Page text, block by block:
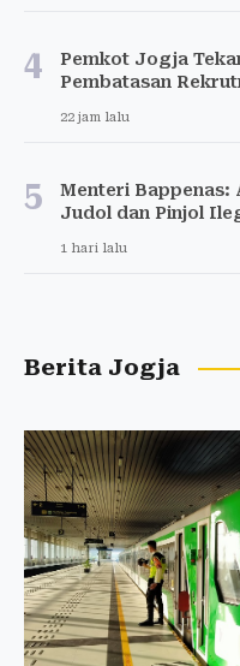
4
Pemkot Jogja
Pembatasan
22 jam lalu
5
Menteri Bappenas:
Judol dan Pinjol
1 hari lalu
Berita Jogja